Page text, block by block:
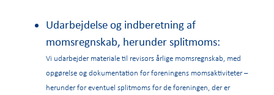
Udarbejdelse og indberetning af
momsregnskab, herunder splitmoms:
Vi udarbejder materiale til revisors årlige momsregnskab, med
opgørelse og dokumentation for foreningens momsaktiviteter –
herunder for eventuel splitmoms for de foreningen, der er